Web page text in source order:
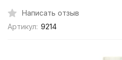
Написать отзыв
Артикул: 9214